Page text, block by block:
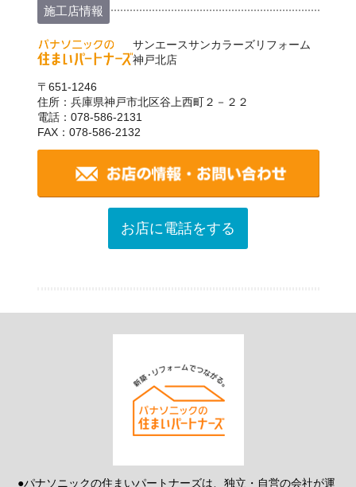
施工店情報
サンエースサンカラーズリフォーム
神戸北店
〒651-1246
住所：兵庫県神戸市北区谷上西町２－２２
電話：078-586-2131
FAX：078-586-2132
お店に電話をする
●パナソニックの住まいパートナーズは、独立・自営の会社が運